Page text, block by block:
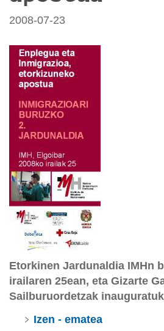
2008-07-23
Etorkinen Jardunaldia IMHn
irailaren 25ean, eta Gizarte
Sailburuordetzak
Izen - ematea